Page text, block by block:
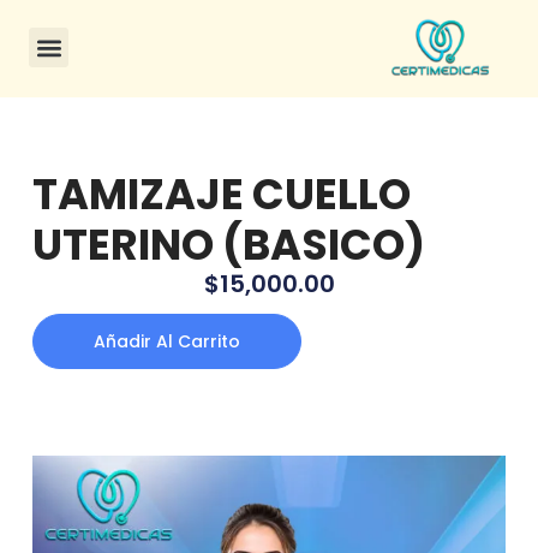
TAMIZAJE CUELLO
UTERINO (BASICO)
$15,000.00
Añadir Al Carrito